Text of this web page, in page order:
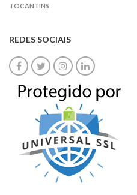
TOCANTINS
REDES SOCIAIS